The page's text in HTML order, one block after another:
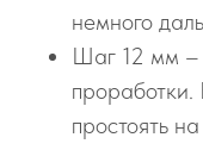
немного
Шаг 12 мм –
проработки.
простоять